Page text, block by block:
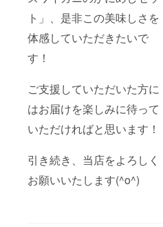
ト」、是非この美味しさを
体感していただきたいで
す！
ご支援していただいた方に
はお届けを楽しみに待って
いただければと思います！
引き続き、当店をよろしく
お願いいたします(^o^)